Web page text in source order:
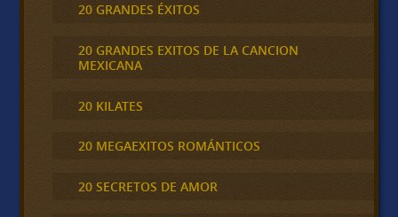
20 GRANDES ÉXITOS
20 GRANDES EXITOS DE LA CANCION
MEXICANA
20 KILATES
20 MEGAEXITOS ROMÁNTICOS
20 SECRETOS DE AMOR